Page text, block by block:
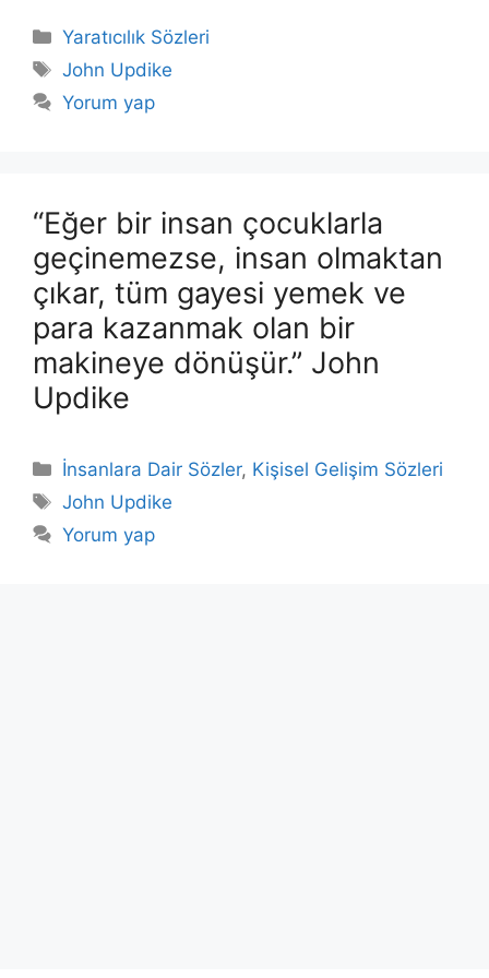
Kategoriler
Yaratıcılık Sözleri
Etiketler
John Updike
Yorum yap
“Eğer bir insan çocuklarla
geçinemezse, insan olmaktan
çıkar, tüm gayesi yemek ve
para kazanmak olan bir
makineye dönüşür.” John
Updike
Kategoriler
İnsanlara Dair Sözler, Kişisel Gelişim Sözleri
Etiketler
John Updike
Yorum yap